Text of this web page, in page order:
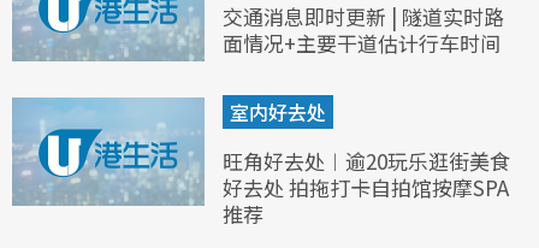
交通消息即时更新 | 隧道实时路
面情况+主要干道估计行车时间
室内好去处
旺角好去处︱逾20玩乐逛街美食
好去处 拍拖打卡自拍馆按摩SPA
推荐